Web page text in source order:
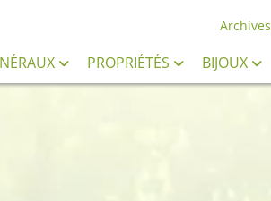
Archives
PROPRIÉTÉS BIJOUX